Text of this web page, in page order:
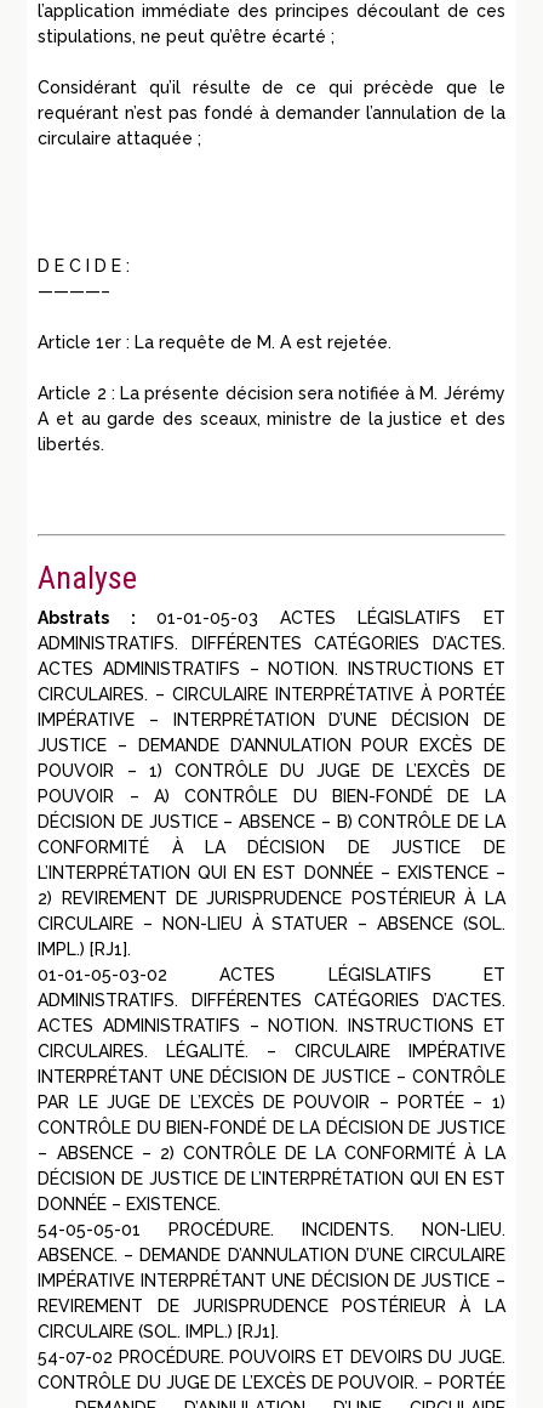
l’application immédiate des principes découlant de ces
stipulations, ne peut qu’être écarté ;
Considérant qu’il résulte de ce qui précède que le
requérant n’est pas fondé à demander l’annulation de la
circulaire attaquée ;
D E C I D E :
————–
Article 1er : La requête de M. A est rejetée.
Article 2 : La présente décision sera notifiée à M. Jérémy
A et au garde des sceaux, ministre de la justice et des
libertés.
Analyse
Abstrats : 01-01-05-03 ACTES LÉGISLATIFS ET
ADMINISTRATIFS. DIFFÉRENTES CATÉGORIES D’ACTES.
ACTES ADMINISTRATIFS – NOTION. INSTRUCTIONS ET
CIRCULAIRES. – CIRCULAIRE INTERPRÉTATIVE À PORTÉE
IMPÉRATIVE – INTERPRÉTATION D’UNE DÉCISION DE
JUSTICE – DEMANDE D’ANNULATION POUR EXCÈS DE
POUVOIR – 1) CONTRÔLE DU JUGE DE L’EXCÈS DE
POUVOIR – A) CONTRÔLE DU BIEN-FONDÉ DE LA
DÉCISION DE JUSTICE – ABSENCE – B) CONTRÔLE DE LA
CONFORMITÉ À LA DÉCISION DE JUSTICE DE
L’INTERPRÉTATION QUI EN EST DONNÉE – EXISTENCE –
2) REVIREMENT DE JURISPRUDENCE POSTÉRIEUR À LA
CIRCULAIRE – NON-LIEU À STATUER – ABSENCE (SOL.
IMPL.) [RJ1].
01-01-05-03-02 ACTES LÉGISLATIFS ET
ADMINISTRATIFS. DIFFÉRENTES CATÉGORIES D’ACTES.
ACTES ADMINISTRATIFS – NOTION. INSTRUCTIONS ET
CIRCULAIRES. LÉGALITÉ. – CIRCULAIRE IMPÉRATIVE
INTERPRÉTANT UNE DÉCISION DE JUSTICE – CONTRÔLE
PAR LE JUGE DE L’EXCÈS DE POUVOIR – PORTÉE – 1)
CONTRÔLE DU BIEN-FONDÉ DE LA DÉCISION DE JUSTICE
– ABSENCE – 2) CONTRÔLE DE LA CONFORMITÉ À LA
DÉCISION DE JUSTICE DE L’INTERPRÉTATION QUI EN EST
DONNÉE – EXISTENCE.
54-05-05-01 PROCÉDURE. INCIDENTS. NON-LIEU.
ABSENCE. – DEMANDE D’ANNULATION D’UNE CIRCULAIRE
IMPÉRATIVE INTERPRÉTANT UNE DÉCISION DE JUSTICE –
REVIREMENT DE JURISPRUDENCE POSTÉRIEUR À LA
CIRCULAIRE (SOL. IMPL.) [RJ1].
54-07-02 PROCÉDURE. POUVOIRS ET DEVOIRS DU JUGE.
CONTRÔLE DU JUGE DE L’EXCÈS DE POUVOIR. – PORTÉE